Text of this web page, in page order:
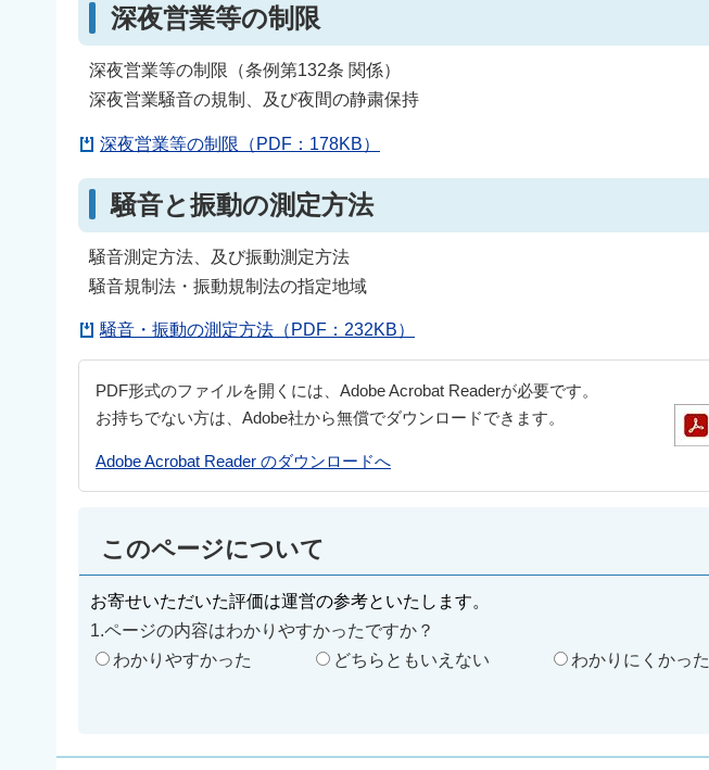
深夜営業等の制限
深夜営業等の制限（条例第132条 関係）
深夜営業騒音の規制、及び夜間の静粛保持
深夜営業等の制限（PDF：178KB）
騒音と振動の測定方法
騒音測定方法、及び振動測定方法
騒音規制法・振動規制法の指定地域
騒音・振動の測定方法（PDF：232KB）
PDF形式のファイルを開くには、Adobe Acrobat Readerが必要です。
お持ちでない方は、Adobe社から無償でダウンロードできます。
Adobe Acrobat Reader のダウンロードへ
このページについて
お寄せいただいた評価は運営の参考といたします。
1.ページの内容はわかりやすかったですか？
わかりやすかった
どちらともいえない わかりにくかった